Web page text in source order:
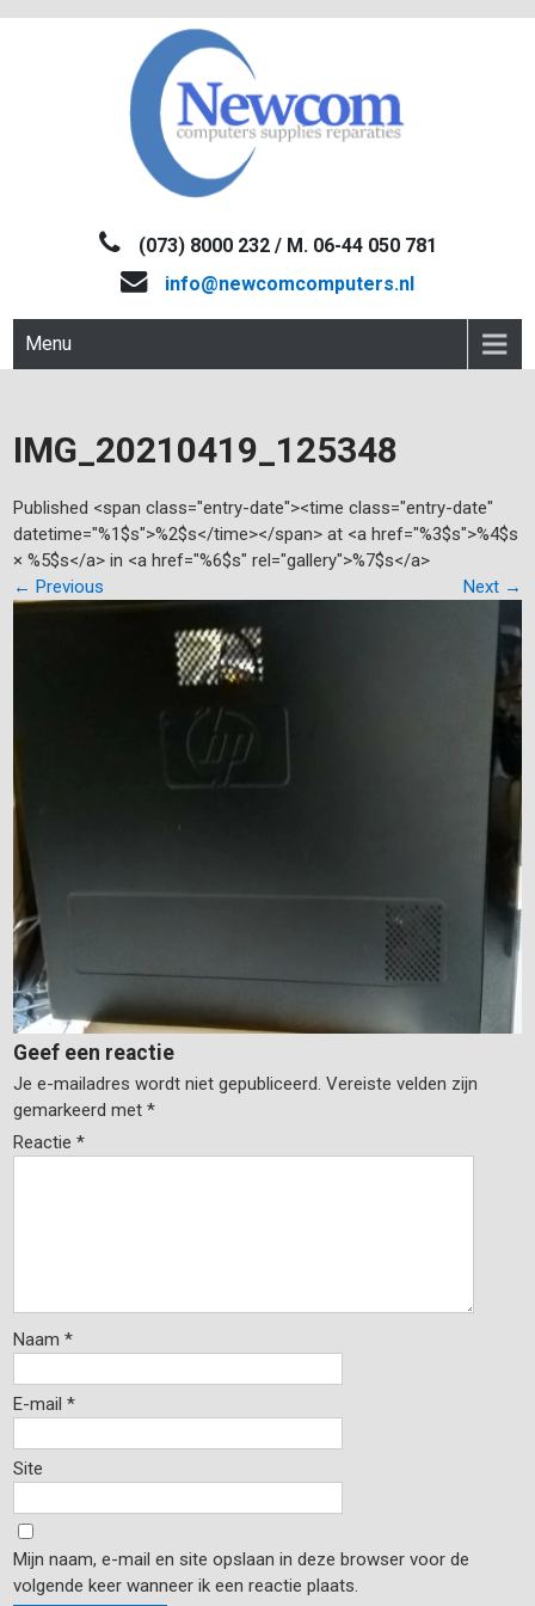
NEWCOM(073) 8000 232 / M. 06-44 050 781
info@newcomcomputers.nl
Menu
IMG_20210419_125348
Published <span class="entry-date"><time class="entry-date"
datetime="%1$s">%2$s</time></span> at <a href="%3$s">%4$s
× %5$s</a> in <a href="%6$s" rel="gallery">%7$s</a>
← Previous Next →
Geef een reactie
Je e-mailadres wordt niet gepubliceerd. Vereiste velden zijn
gemarkeerd met*
Reactie*
Naam*
E-mail*
Site
Mijn naam, e-mail en site opslaan in deze browser voor de
volgende keer wanneer ik een reactie plaats.